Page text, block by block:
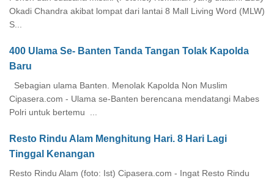
Okadi Chandra akibat lompat dari lantai 8 Mall Living Word (MLW)
S...
400 Ulama Se- Banten Tanda Tangan Tolak Kapolda
Baru
Sebagian ulama Banten. Menolak Kapolda Non Muslim
Cipasera.com - Ulama se-Banten berencana mendatangi Mabes
Polri untuk bertemu ...
Resto Rindu Alam Menghitung Hari. 8 Hari Lagi
Tinggal Kenangan
Resto Rindu Alam (foto: Ist) Cipasera.com - Ingat Resto Rindu